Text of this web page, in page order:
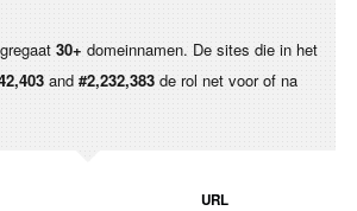
30+ domeinnamen. De sites die in het
and #2,232,383 de rol net voor of na
URL